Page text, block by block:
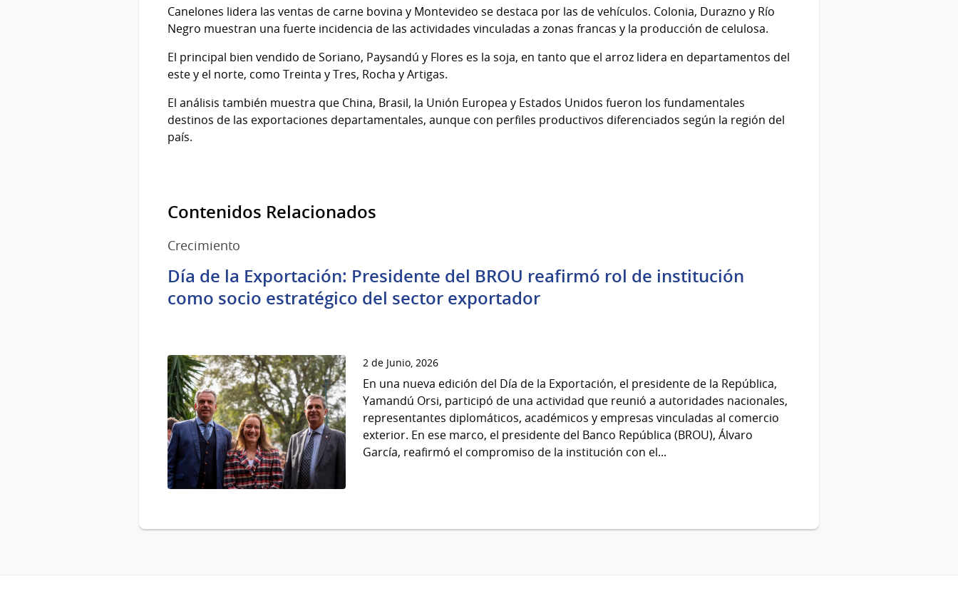
Canelones lidera las ventas de carne bovina y Montevideo se destaca por las de vehículos. Colonia, Durazno y Río
Negro muestran una fuerte incidencia de las actividades vinculadas a zonas francas y la producción de celulosa.
El principal bien vendido de Soriano, Paysandú y Flores es la soja, en tanto que el arroz lidera en departamentos del
este y el norte, como Treinta y Tres, Rocha y Artigas.
El análisis también muestra que China, Brasil, la Unión Europea y Estados Unidos fueron los fundamentales
destinos de las exportaciones departamentales, aunque con perfiles productivos diferenciados según la región del
país.
Contenidos Relacionados
Crecimiento
Día de la Exportación: Presidente del BROU reafirmó rol de institución
como socio estratégico del sector exportador
2 de Junio, 2026
En una nueva edición del Día de la Exportación, el presidente de la República,
Yamandú Orsi, participó de una actividad que reunió a autoridades nacionales,
representantes diplomáticos, académicos y empresas vinculadas al comercio
exterior. En ese marco, el presidente del Banco República (BROU), Álvaro
García, reafirmó el compromiso de la institución con el...